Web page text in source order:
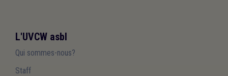
L'UVCW asbl
Qui sommes-nous?
Staff